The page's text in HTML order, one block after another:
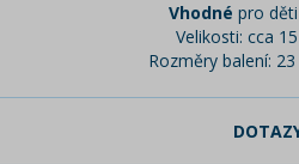
Vhodné pro děti
Velikosti: cca
Rozměry balení: